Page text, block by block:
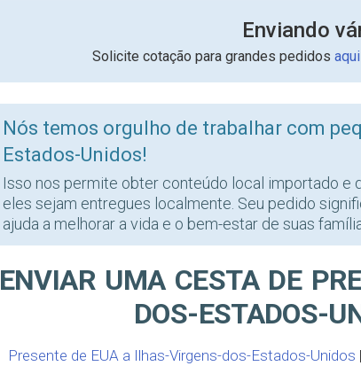
Enviando
Solicite cotação para grandes pedidos aqui
Nós temos orgulho de trabalhar com
Estados-Unidos!
Isso nos permite obter conteúdo local importado e
eles sejam entregues localmente. Seu pedido
ajuda a melhorar a vida e o bem-estar de suas
ENVIAR UMA CESTA DE
DOS-ESTADOS-
Presente de EUA a Ilhas-Virgens-dos-Estados-Unidos |